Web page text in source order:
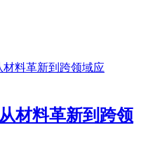
材料革新到跨领